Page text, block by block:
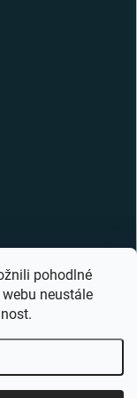
pohodlné
neustále